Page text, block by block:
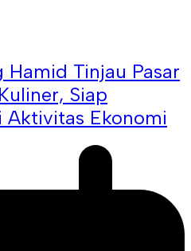
Hamid Tinjau Pasar
Siap
Aktivitas Ekonomi